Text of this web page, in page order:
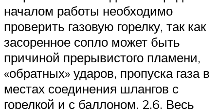
началом работы необходимо
проверить газовую горелку, так как
засоренное сопло может быть
причиной прерывистого пламени,
«обратных» ударов, пропуска газа в
местах соединения шлангов с
горелкой и с баллоном. 2.6. Весь